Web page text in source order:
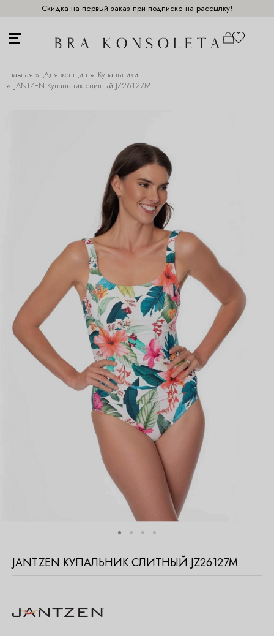
Скидка на первый заказ при подписке на рассылку!
Главная Для женщин
Купальники
JANTZEN Купальник слитный JZ26127M
JANTZEN КУПАЛЬНИК СЛИТНЫЙ JZ26127M